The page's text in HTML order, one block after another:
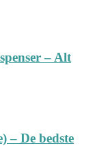
– Alt
– De bedste